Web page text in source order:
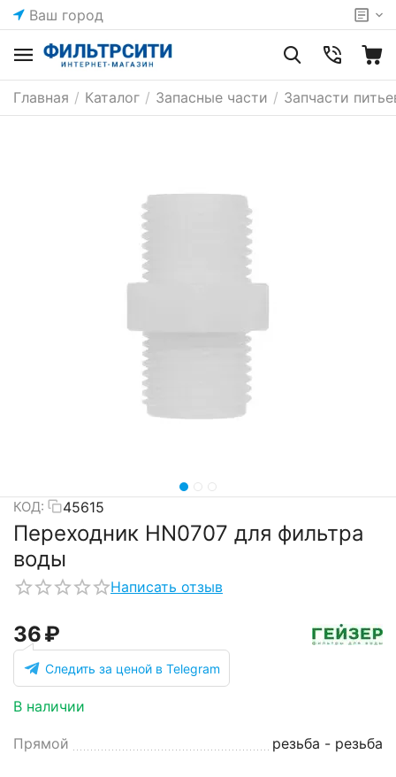
Ваш город
Главная / Каталог / Запасные части / Запчасти
КОД: 45615
Переходник HN0707 для фильтра
воды
Написать отзыв
‍36‍₽
Следить за ценой в Telegram
В наличии
Прямой резьба - резьба